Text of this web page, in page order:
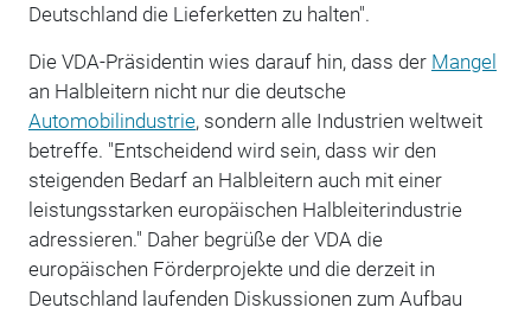
Deutschland die Lieferketten zu halten".
Die VDA-Präsidentin wies darauf hin, dass der Mangel
an Halbleitern nicht nur die deutsche
Automobilindustrie, sondern alle Industrien weltweit
betreffe. "Entscheidend wird sein, dass wir den
steigenden Bedarf an Halbleitern auch mit einer
leistungsstarken europäischen Halbleiterindustrie
adressieren." Daher begrüße der VDA die
europäischen Förderprojekte und die derzeit in
Deutschland laufenden Diskussionen zum Aufbau